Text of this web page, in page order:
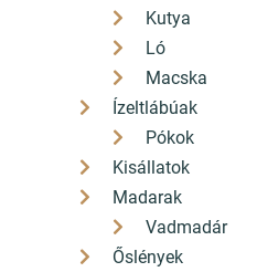
Kutya
Ló
Macska
Ízeltlábúak
Pókok
Kisállatok
Madarak
Vadmadár
Őslények
Részletek
Népszerű
Asterix és